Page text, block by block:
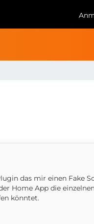
das mir einen Fake
Home App die
könntet.